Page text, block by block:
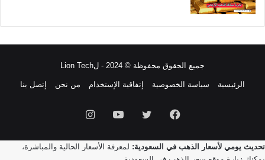
جميع الحقوق محفوظة © 2024 - لLion Tech
الرئيسية سياسة الخصوصية إتفاقية الإستخدام من نحن إتصل بنا
فيسبوك تويتر يوتيوبانستقرام
تحديث يومي لأسعار الذهب في السعودية: لمعرفة الأسعار الحالية والمباشرة،